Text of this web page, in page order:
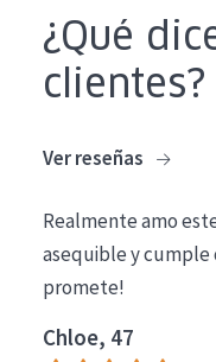
Crema de día
Crema de noche
Limpieza
COLECCIÓN
Essentials
¿Qué
clientes?
Ver reseñas
Realmente amo
asequible y cumple
promete!
Chloe, 47